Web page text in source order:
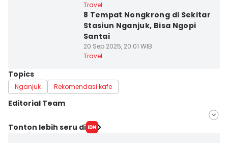
Travel
8 Tempat Nongkrong di Sekitar
Stasiun Nganjuk, Bisa Ngopi
Santai
20 Sep 2025, 20:01 WIB
Travel
Topics
Nganjuk Rekomendasi kafe
Editorial Team
Editor
Tonton lebih seru di